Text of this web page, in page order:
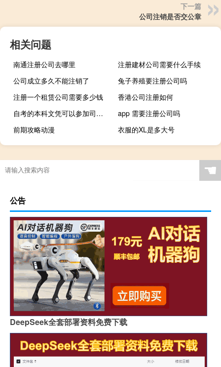
下一篇
公司注销是否交公章
相关问题
南通注册公司去哪里
注册建材公司需要什么手续
公司成立多久不能注销了
兔子养殖要注册公司吗
注册一个租赁公司需要多少钱
香港公司注册如何
自考的本科文凭可以参加司法考试吗
app 需要注册公司吗
前期攻略动漫
衣服的XL是多大号
☚
公告
DeepSeek全套部署资料免费下载